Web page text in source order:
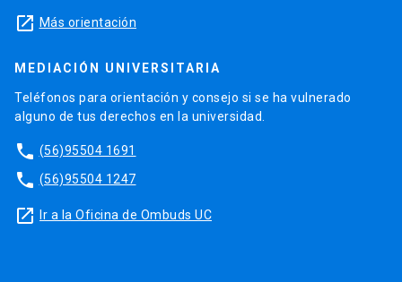
launch Más orientación
MEDIACIÓN UNIVERSITARIA
Teléfonos para orientación y consejo si se ha vulnerado
alguno de tus derechos en la universidad.
phone (56)95504 1691
phone (56)95504 1247
launch Ir a la Oficina de Ombuds UC